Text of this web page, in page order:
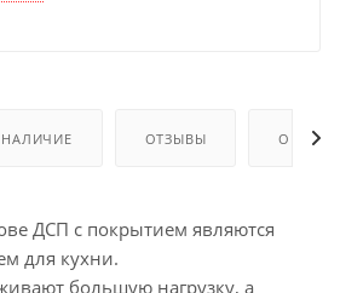
НАЛИЧИЕ ОТЗЫВЫ ОПЛАТА
ДСП с покрытием являются
для кухни.
большую нагрузку, а